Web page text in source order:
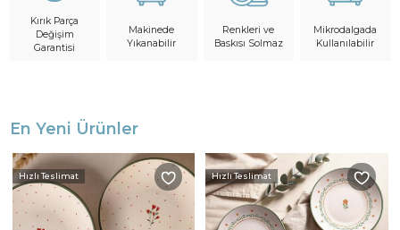
Kırık Parça
Değişim
Garantisi
Makinede
Yıkanabilir
Renkleri ve
Baskısı Solmaz
Mikrodalgada
Kullanılabilir
En Yeni Ürünler
Hızlı Teslimat Hızlı Teslimat